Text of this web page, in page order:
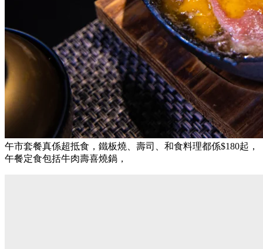
午市套餐真係超抵食，鐵板燒、壽司、和食料理都係$180起，
午餐定食包括牛肉壽喜燒鍋，